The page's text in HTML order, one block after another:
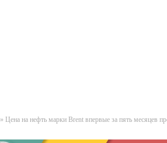
» Цена на нефть марки Brent впервые за пять месяцев